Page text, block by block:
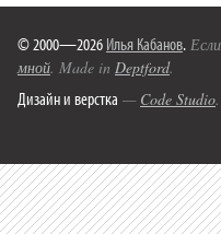
© 2000—2026 Илья Кабанов.
мной. Made in Deptford.
Дизайн и верстка — Code Studio.